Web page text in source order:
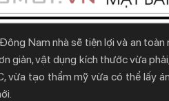
Nam nhà sẽ tiện lợi và an
giản, vật dụng kích thước vừa
vừa tạo thẩm mỹ vừa có thể lấy